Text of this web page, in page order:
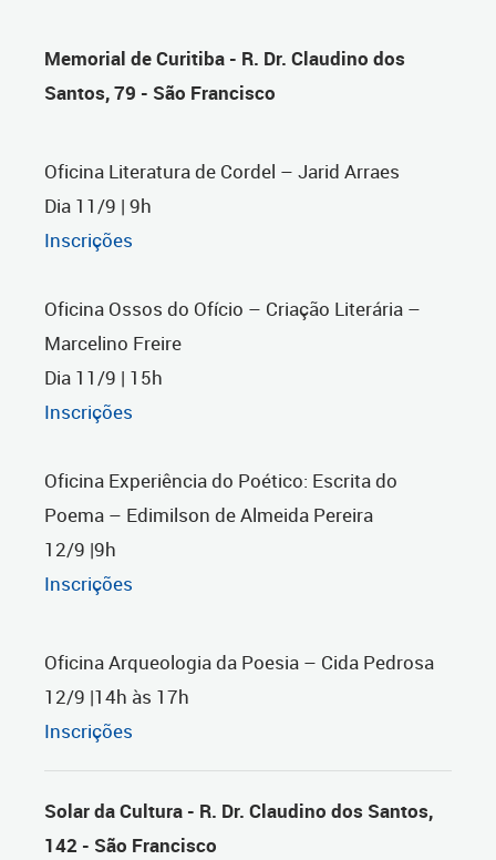
Memorial de Curitiba - R. Dr. Claudino dos
Santos, 79 - São Francisco
Oficina Literatura de Cordel – Jarid Arraes
Dia 11/9 | 9h
Inscrições
Oficina Ossos do Ofício – Criação Literária –
Marcelino Freire
Dia 11/9 | 15h
Inscrições
Oficina Experiência do Poético: Escrita do
Poema – Edimilson de Almeida Pereira
12/9 |9h
Inscrições
Oficina Arqueologia da Poesia – Cida Pedrosa
12/9 |14h às 17h
Inscrições
Solar da Cultura - R. Dr. Claudino dos Santos,
142 - São Francisco